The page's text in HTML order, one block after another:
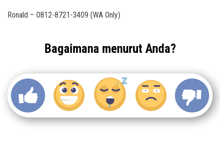
Ronald – 0812-8721-3409 (WA Only)
Bagaimana menurut Anda?